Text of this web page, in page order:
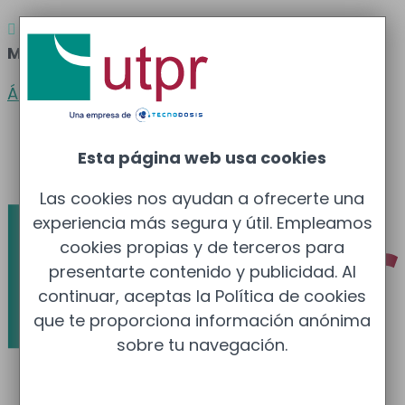
 Atención al cliente
Madrid: 910 211 975
Área clientes
Català
Esta página web usa cookies
Las cookies nos ayudan a ofrecerte una
experiencia más segura y útil. Empleamos
cookies propias y de terceros para
presentarte contenido y publicidad. Al
continuar, aceptas la Política de cookies
que te proporciona información anónima
sobre tu navegación.